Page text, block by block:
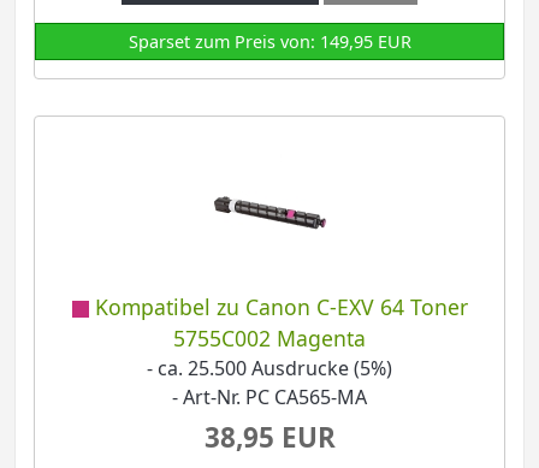
Sparset zum Preis von: 149,95 EUR
Kompatibel zu Canon C-EXV 64 Toner
5755C002 Magenta
- ca. 25.500 Ausdrucke (5%)
- Art-Nr. PC CA565-MA
38,95 EUR